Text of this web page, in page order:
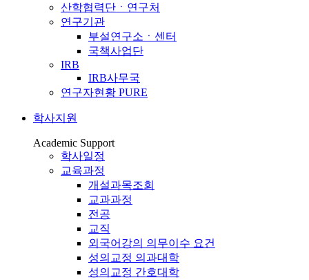
산학협력단ㆍ연구처
연구기관
부설연구소ㆍ센터
국책사업단
IRB
IRB사무국
연구자현황 PURE
학사지원
Academic Support
학사일정
교육과정
개설과목조회
교과과정
전공
교직
외국어강의 의무이수 요건
성의교정 의과대학
성의교정 간호대학